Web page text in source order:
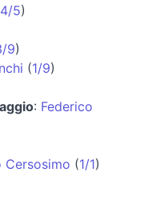
5)
9)
(1/9)
: Federico
Cersosimo (1/1)